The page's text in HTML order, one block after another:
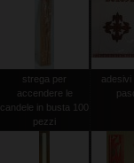
strega per
accendere le
candele in busta 100
pezzi